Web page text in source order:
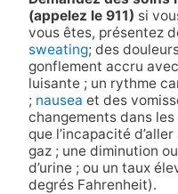
(appelez le 911) si
vous êtes, présentez
sweating; des
gonflement accru
luisante ; un rythme
; nausea et des
changements dans
que l’incapacité
gaz ; une diminution
d’urine ; ou un taux
degrés Fahrenheit).